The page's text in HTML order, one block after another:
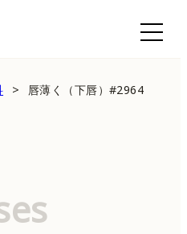
唇薄く（下唇）#2964